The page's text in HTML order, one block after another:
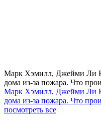
Марк Хэмилл, Джейми Ли
дома из-за пожара. Что
Марк Хэмилл, Джейми Ли
дома из-за пожара. Что
посмотреть все